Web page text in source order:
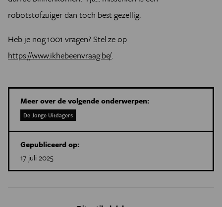
robotstofzuiger dan toch best gezellig.
Heb je nog 1001 vragen? Stel ze op
https://www.ikhebeenvraag.be/.
Meer over de volgende onderwerpen:
De Jonge Uitdagers
Gepubliceerd op:
17 juli 2025